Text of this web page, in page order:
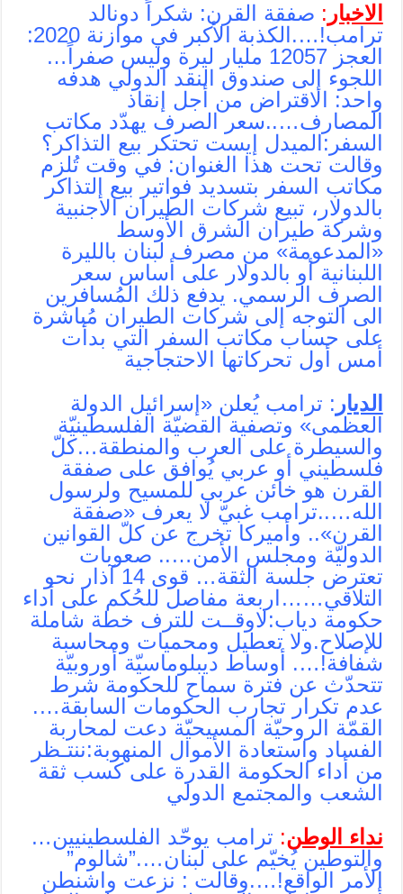
الاخبار : صفقة القرن: شكراً دونالد
ترامب!….‫الكذبة الأكبر في موازنة 2020:
العجز 12057 مليار ليرة وليس صفراً…
اللجوء إلى صندوق النقد الدولي هدفه
واحد: الاقتراض من أجل إنقاذ
المصارف…..‫سعر الصرف يهدّد مكاتب
السفر:الميدل إيست تحتكر بيع التذاكر؟
وقالت تحت هذا الغنوان: في وقت تُلزم
مكاتب السفر بتسديد فواتير بيع التذاكر
بالدولار، تبيع شركات الطيران الأجنبية
وشركة طيران الشرق الأوسط
«المدعومة» من مصرف لبنان بالليرة
اللبنانية أو بالدولار على أساس سعر
الصرف الرسمي. يدفع ذلك المُسافرين
الى التوجه إلى شركات الطيران مُباشرة
على حساب مكاتب السفر التي بدأت
أمس أول تحركاتها الاحتجاجية
الديار : ترامب يُعلن «إسرائيل الدولة
العظمى» وتصفية القضيّة الفلسطينيّة
والسيطرة على العرب والمنطقة…كلّ
فلسطيني أو عربي يُوافق على صفقة
القرن هو خائن عربي للمسيح ولرسول
الله…..ترامب غبيّ لا يعرف «صفقة
القرن».. وأميركا تخرج عن كلّ القوانين
الدوليّة ومجلس الأمن….. صعوبات
تعترض جلسة الثقة… قوى 14 آذار نحو
التلاقي……اربعة مفاصل للحُكم على أداء
حكومة دياب:لاوقــت للترف خطة شاملة
للإصلاح.ولا تعطيل ومحميات ومحاسبة
شفافة!…. أوساط ديبلوماسيّة أوروبيّة
تتحدّث عن فترة سماح للحكومة شرط
عدم تكرار تجارب الحكومات السابقة….
القمّة الروحيّة المسيحيّة دعت لمحاربة
الفساد واستعادة الأموال المنهوبة:ننتـظر
من أداء الحكومة القدرة على كسب ثقة
الشعب والمجتمع الدولي
نداء الوطن: ترامب يوحّد الفلسطينيين…
والتوطين يُخيّم على لبنان….”شالوم”
الأمر الواقع!….وقالت : نزعت واشنطن